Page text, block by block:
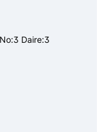
Daire:3